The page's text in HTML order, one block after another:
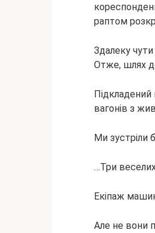
раптом
Здалеку
Отже, шлях
Підкладений
вагонів з
Ми зустріли
…Три
Екіпаж
Але не вони